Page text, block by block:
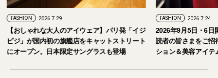
ア】パリ発「イジ
ャットストリート
ラスも登場
2026年9月5日・6日開催。「試着フェス®︎」に
読者の皆さまをご招待。【2026年秋冬ファッ
ション＆美容アイテム試し放題】